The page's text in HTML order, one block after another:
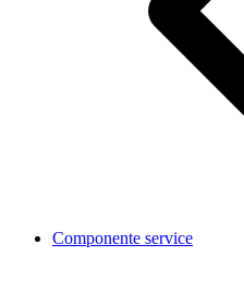
Componente service